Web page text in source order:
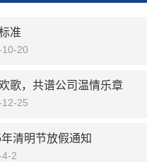
准
20
歌，共谱公司温情乐章
25
清明节放假通知
4-2